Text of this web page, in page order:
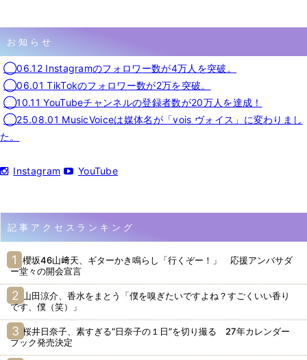
お知らせ
◯06.12 Instagramのフォロワー数が4万人を突破。
◯06.01 TikTokのフォロワー数が2万を突破。
◯10.11 YouTubeチャンネルの登録者数が20万人を達成！
◯25.08.01 MusicVoiceは媒体名が「vois ヴォイス」に変わりまし
た。
Instagram YouTube
記事アクセスランキング
櫻坂46山﨑天、ギターかき鳴らし「行くぞー！」 応援アンバサダ
ー堂々の開会宣言
山田涼介、香水をまとう「僕を嗅ぎたいですよね？すごくいい香り
です、僕（笑）」
桜井日奈子、素すぎる“日奈子の１日”を切り撮る 27年カレンダー
ブック発売決定